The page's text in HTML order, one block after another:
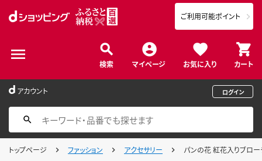
検索 マイページ お気に入り カート
ご利用可能ポイント
アカウント ログイン
トップページ ファッション アクセサリー パンの花 紅花入りブロー